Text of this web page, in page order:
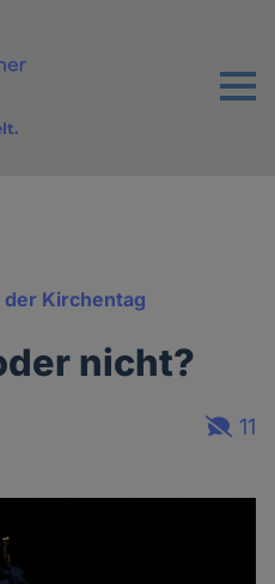
Menu
Kirchentag
nicht?
11